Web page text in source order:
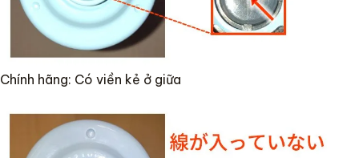
Chính hãng: Có viền kẻ ở giữa